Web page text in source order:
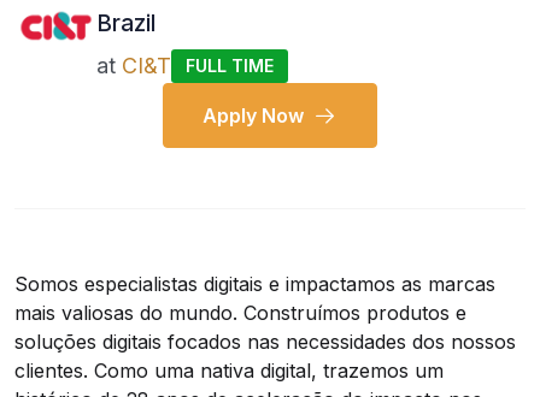
Brazil
at CI&T FULL TIME
Apply Now
Somos especialistas digitais e impactamos as marcas
mais valiosas do mundo. Construímos produtos e
soluções digitais focados nas necessidades dos nossos
clientes. Como uma nativa digital, trazemos um